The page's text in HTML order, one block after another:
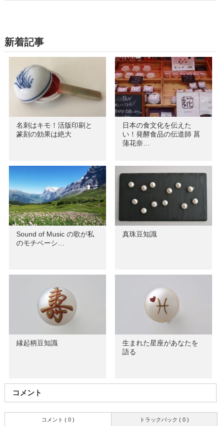
新着記事
名刺はキモ！活版印刷と
篆刻の効果は絶大
日本の食文化を伝えた
い！発酵食品の伝道師 菖
蒲花奈…
Sound of Music の歌が私
のモチベーシ…
真珠豆知識
縁起柄豆知識
生まれた星座があなたを
語る
コメント
トラックバック ( 0 )
コメント ( 0 )